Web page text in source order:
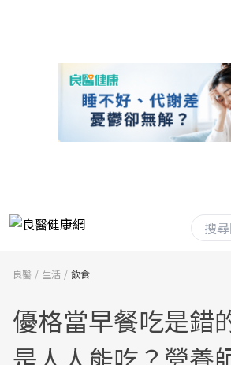
良醫 生活 飲食
優格當早餐吃是錯